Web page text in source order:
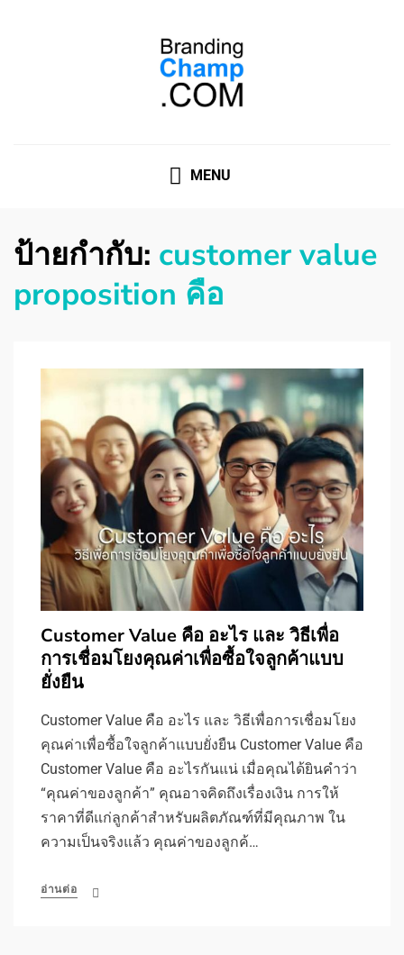
MENU
ป้ายกำกับ: customer value
proposition คือ
Customer Value คือ อะไร และ วิธีเพื่อ
การเชื่อมโยงคุณค่าเพื่อซื้อใจลูกค้าแบบ
ยั่งยืน
Customer Value คือ อะไร และ วิธีเพื่อการเชื่อมโยง
คุณค่าเพื่อซื้อใจลูกค้าแบบยั่งยืน Customer Value คือ
Customer Value คือ อะไรกันแน่ เมื่อคุณได้ยินคำว่า
“คุณค่าของลูกค้า” คุณอาจคิดถึงเรื่องเงิน การให้
ราคาที่ดีแก่ลูกค้าสำหรับผลิตภัณฑ์ที่มีคุณภาพ ใน
ความเป็นจริงแล้ว คุณค่าของลูกค้…
อ่านต่อ